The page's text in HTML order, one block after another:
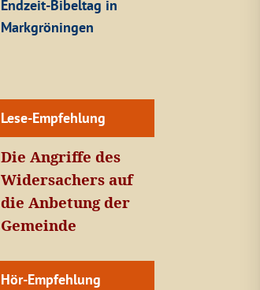
Endzeit-Bibeltag in
Markgröningen
Lese-Empfehlung
Die Angriffe des
Widersachers auf
die Anbetung der
Gemeinde
Hör-Empfehlung